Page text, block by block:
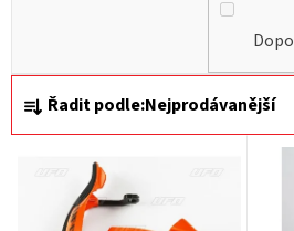
Ř
a
Řadit podle:Nejprodávanější